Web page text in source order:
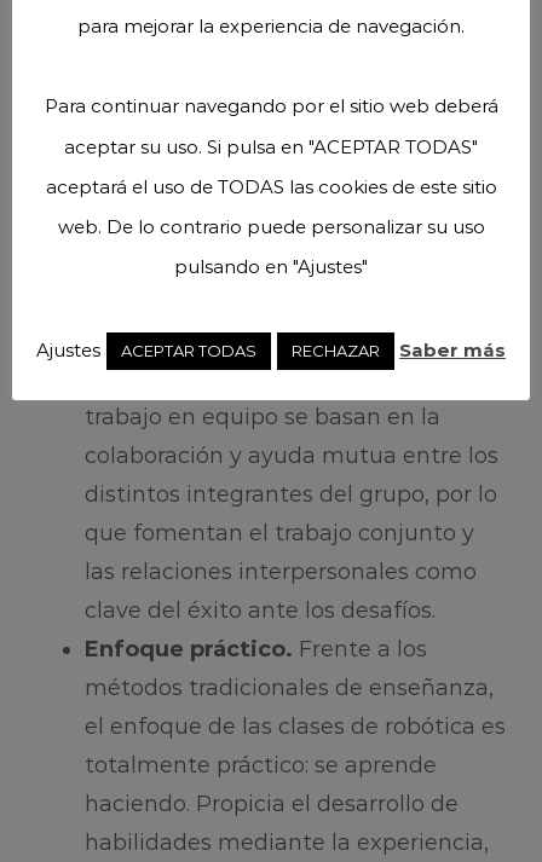
Autonomía.Esta actividad permite
proceso de aprendizaje, porque les
permite desarrollar sus propios
mecanismos para enfrentar los
obstáculos que se presenten. Esto
mejora su autoestima y potencia el
retos.
Trabajo en equipo.Las dinámicas de
trabajo en equipo se basan en la
colaboración y ayuda mutua entre los
distintos integrantes del grupo, por lo
que fomentan el trabajo conjunto y
las relaciones interpersonales como
clave del éxito ante los desafíos.
Enfoque práctico. Frente a los
métodos tradicionales de enseñanza,
el enfoque de las clases de robótica es
totalmente práctico: se aprende
haciendo. Propicia el desarrollo de
habilidades mediante la experiencia,
para mejorar la experiencia de navegación.
Para continuar navegando por el sitio web deberá
aceptar su uso. Si pulsa en "ACEPTAR TODAS"
aceptará el uso de TODAS las cookies de este sitio
web. De lo contrario puede personalizar su uso
pulsando en "Ajustes"
Ajustes ACEPTAR TODAS RECHAZAR Saber más